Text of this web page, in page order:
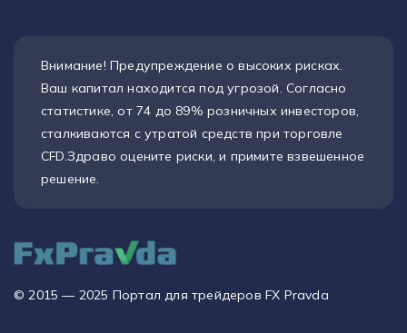
Внимание! Предупреждение о высоких рисках.
Ваш капитал находится под угрозой. Согласно
статистике, от 74 до 89% розничных инвесторов,
сталкиваются с утратой средств при торговле
CFD.Здраво оцените риски, и примите взвешенное
решение.
© 2015 — 2025 Портал для трейдеров FX Pravda